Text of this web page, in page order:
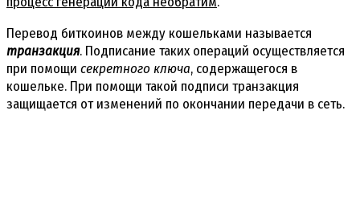
Перевод биткоинов между кошельками называется
транзакция. Подписание таких операций осуществляется
при помощи секретного ключа, содержащегося в
кошельке. При помощи такой подписи транзакция
защищается от изменений по окончании передачи в сеть.